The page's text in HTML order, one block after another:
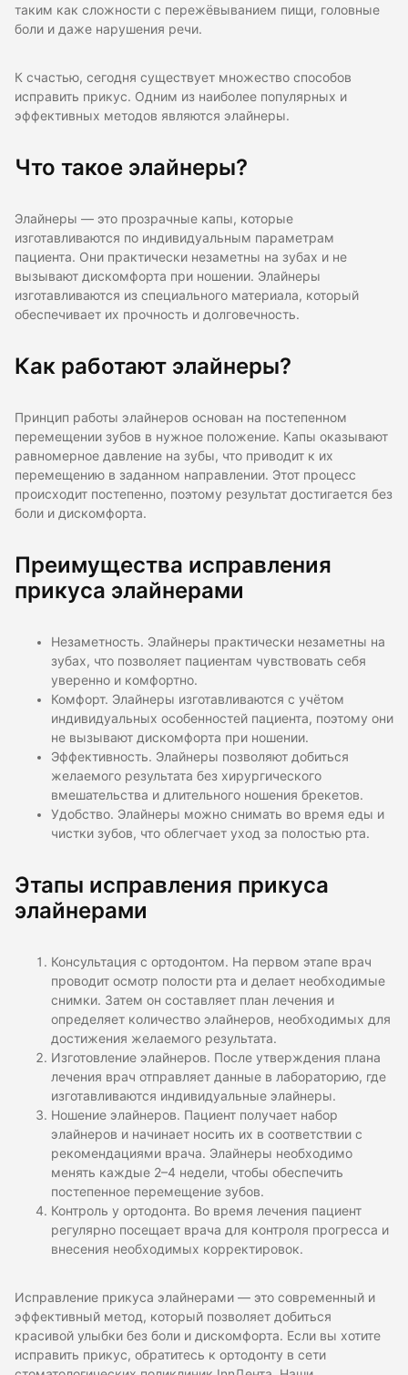
таким как сложности с пережёвыванием пищи, головные
боли и даже нарушения речи.
К счастью, сегодня существует множество способов
исправить прикус. Одним из наиболее популярных и
эффективных методов являются элайнеры.
Что такое элайнеры?
Элайнеры — это прозрачные капы, которые
изготавливаются по индивидуальным параметрам
пациента. Они практически незаметны на зубах и не
вызывают дискомфорта при ношении. Элайнеры
изготавливаются из специального материала, который
обеспечивает их прочность и долговечность.
Как работают элайнеры?
Принцип работы элайнеров основан на постепенном
перемещении зубов в нужное положение. Капы оказывают
равномерное давление на зубы, что приводит к их
перемещению в заданном направлении. Этот процесс
происходит постепенно, поэтому результат достигается без
боли и дискомфорта.
Преимущества исправления
прикуса элайнерами
Незаметность. Элайнеры практически незаметны на
зубах, что позволяет пациентам чувствовать себя
уверенно и комфортно.
Комфорт. Элайнеры изготавливаются с учётом
индивидуальных особенностей пациента, поэтому они
не вызывают дискомфорта при ношении.
Эффективность. Элайнеры позволяют добиться
желаемого результата без хирургического
вмешательства и длительного ношения брекетов.
Удобство. Элайнеры можно снимать во время еды и
чистки зубов, что облегчает уход за полостью рта.
Этапы исправления прикуса
элайнерами
Консультация с ортодонтом. На первом этапе врач
проводит осмотр полости рта и делает необходимые
снимки. Затем он составляет план лечения и
определяет количество элайнеров, необходимых для
достижения желаемого результата.
Изготовление элайнеров. После утверждения плана
лечения врач отправляет данные в лабораторию, где
изготавливаются индивидуальные элайнеры.
Ношение элайнеров. Пациент получает набор
элайнеров и начинает носить их в соответствии с
рекомендациями врача. Элайнеры необходимо
менять каждые 2–4 недели, чтобы обеспечить
постепенное перемещение зубов.
Контроль у ортодонта. Во время лечения пациент
регулярно посещает врача для контроля прогресса и
внесения необходимых корректировок.
Исправление прикуса элайнерами — это современный и
эффективный метод, который позволяет добиться
красивой улыбки без боли и дискомфорта. Если вы хотите
исправить прикус, обратитесь к ортодонту в сети